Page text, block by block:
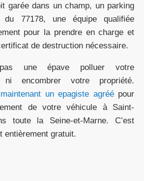
garée dans un champ, un parking
77178, une équipe qualifiée
pour la prendre en charge et
de destruction nécessaire.
une épave polluer votre
ni encombrer votre propriété.
un epagiste agréépour
de votre véhicule à Saint-
toute la Seine-et-Marne. C’est
entièrement gratuit.